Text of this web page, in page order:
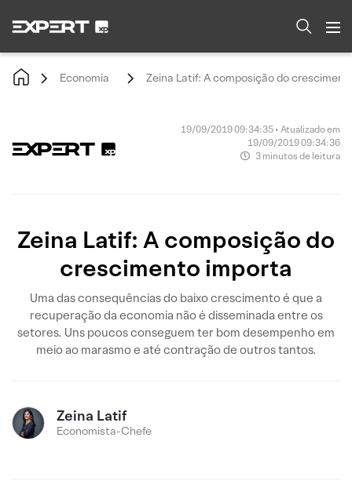
Economia Zeina Latif: A composição do
19/09/2019 09:34:35 • Atualizado em
19/09/2019 09:34:36
3 minutos de leitura
Zeina Latif: A composição do
crescimento importa
Uma das consequências do baixo crescimento é que a
recuperação da economia não é disseminada entre os
setores. Uns poucos conseguem ter bom desempenho em
meio ao marasmo e até contração de outros tantos.
Zeina Latif
Economista-Chefe